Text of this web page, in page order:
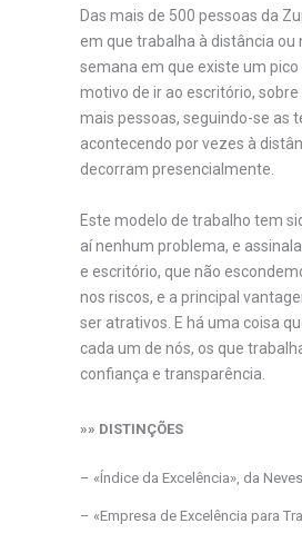
Das mais de 500 pessoas da
em que trabalha à distância
semana em que existe um
motivo de ir ao escritório,
mais pessoas, seguindo-se as
acontecendo por vezes à
decorram presencialmente.
Este modelo de trabalho tem
aí nenhum problema, e
e escritório, que não
nos riscos, e a principal
ser atrativos. E há uma coisa
cada um de nós, os que
confiança e transparência.
»» DISTINÇÕES
– «Índice da Excelência», da
– «Empresa de Excelência para